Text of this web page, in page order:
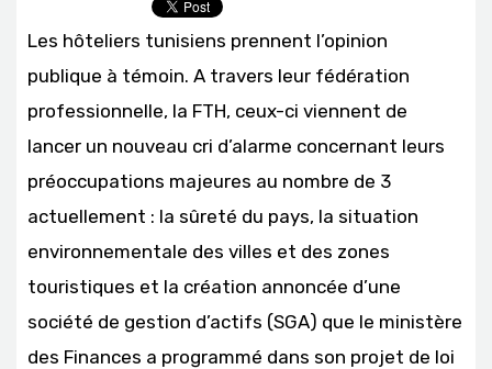
Les hôteliers tunisiens prennent l’opinion
publique à témoin. A travers leur fédération
professionnelle, la FTH, ceux-ci viennent de
lancer un nouveau cri d’alarme concernant leurs
préoccupations majeures au nombre de 3
actuellement : la sûreté du pays, la situation
environnementale des villes et des zones
touristiques et la création annoncée d’une
société de gestion d’actifs (SGA) que le ministère
des Finances a programmé dans son projet de loi